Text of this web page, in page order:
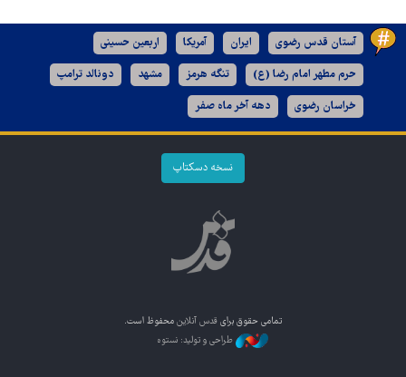
آستان قدس رضوی ایران آمریکا اربعین حسینی
حرم مطهر امام رضا (ع) تنگه هرمز مشهد دونالد ترامپ
خراسان رضوی دهه آخر ماه صفر
نسخه دسکتاپ
تمامی حقوق برای قدس آنلاین محفوظ است.
طراحی و تولید: نستوه